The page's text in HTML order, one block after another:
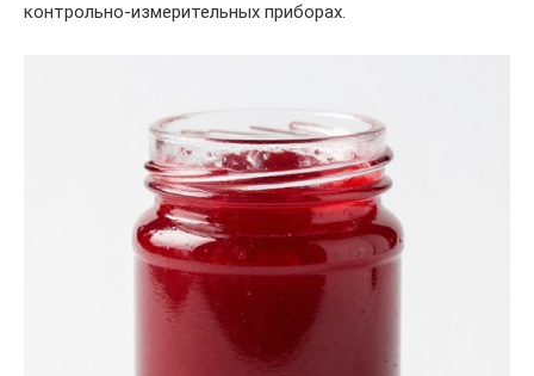
контрольно-измерительных приборах.